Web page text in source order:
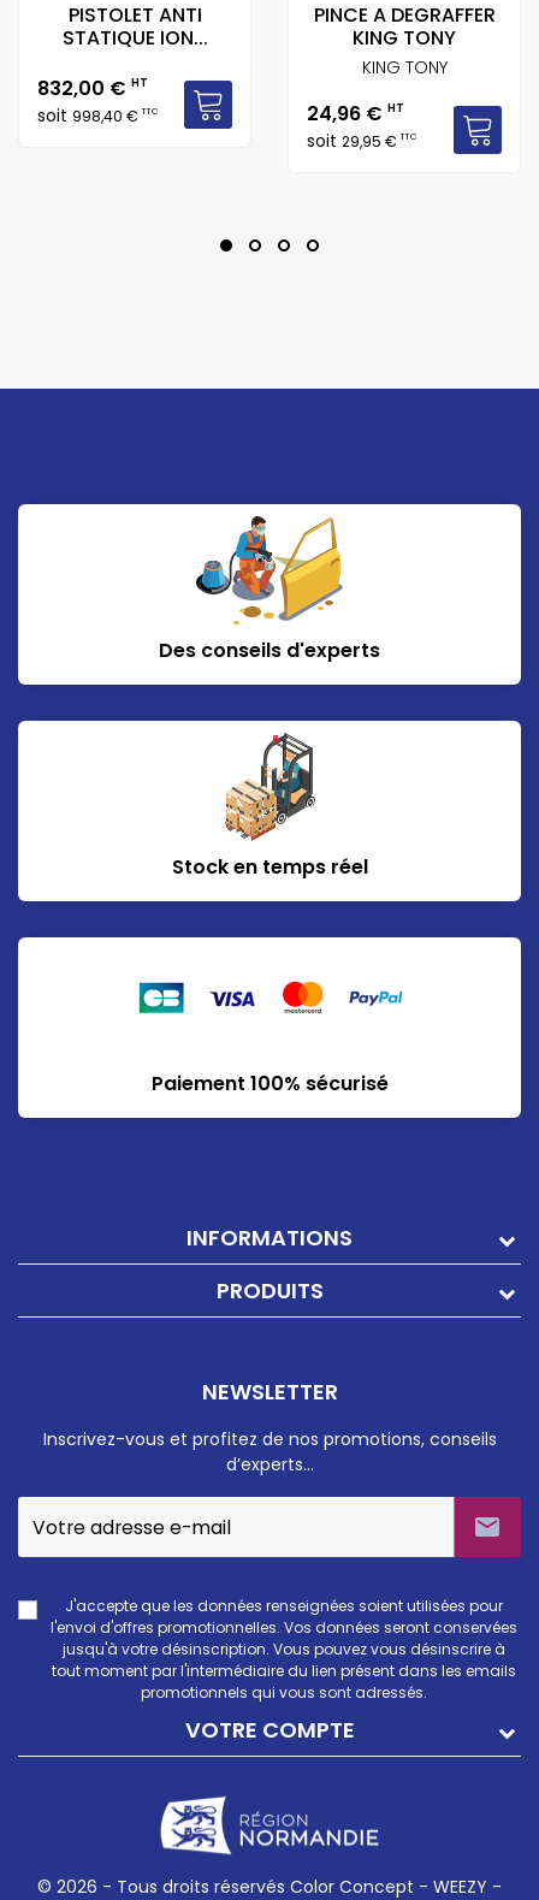
PISTOLET ANTI
STATIQUE ION...
Prix
832,00 € HT
soit 998,40 €TTC
PINCE A DEGRAFFER
KING TONY
KING TONY
Prix
24,96 € HT
soit 29,95 €TTC
Des conseils d'experts
Stock en temps réel
Paiement 100% sécurisé
INFORMATIONS
PRODUITS
NEWSLETTER
Inscrivez-vous et profitez de nos promotions, conseils
d’experts…

J'accepte que les données renseignées soient utilisées pour
l'envoi d'offres promotionnelles. Vos données seront conservées
jusqu'à votre désinscription. Vous pouvez vous désinscrire à
tout moment par l'intermédiaire du lien présent dans les emails
promotionnels qui vous sont adressés.
VOTRE COMPTE
© 2026 - Tous droits réservés Color Concept - WEEZY -